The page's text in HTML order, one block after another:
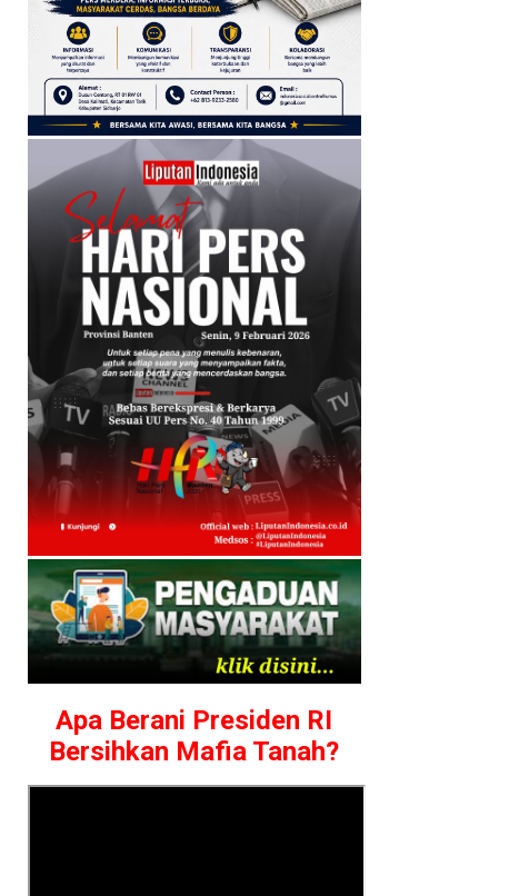
Apa Berani Presiden RI
Bersihkan Mafia Tanah?